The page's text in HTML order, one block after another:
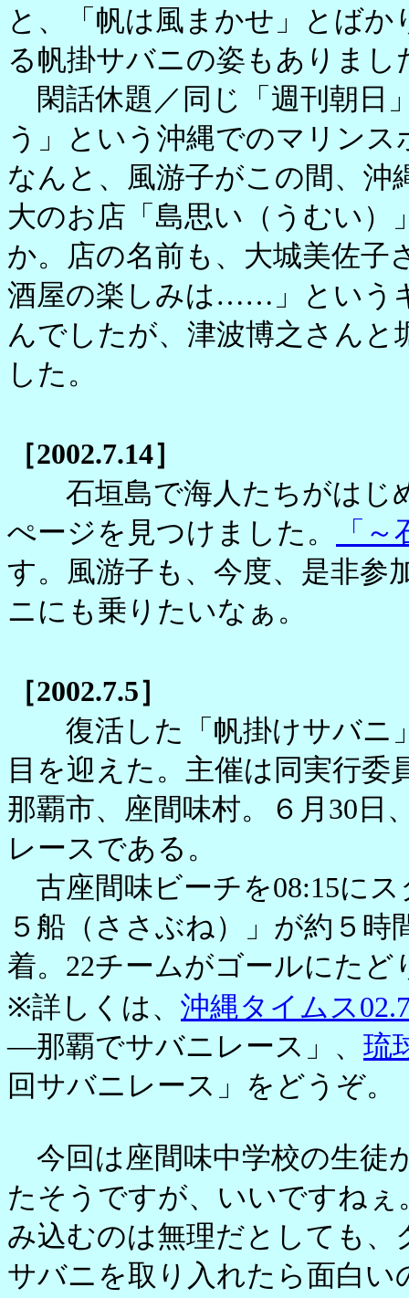
と、「帆は風まかせ」とば
る帆掛サバニの姿もありまし
閑話休題／同じ「週刊朝日
う」という沖縄でのマリン
なんと、風游子がこの間、沖
大のお店「島思い（うむい
か。店の名前も、大城美佐子
酒屋の楽しみは……」という
んでしたが、津波博之さん
した。
［2002.7.14］
石垣島で海人たちがはじ
ぺージを見つけました。
「
す。風游子も、今度、是非参
ニにも乗りたいなぁ。
［2002.7.5］
復活した「帆掛けサバニ
目を迎えた。主催は同実行
那覇市、座間味村。６月30日
レースである。
古座間味ビーチを08:15に
５船（ささぶね）」が約５
着。22チームがゴールにたど
※詳しくは、 沖縄タイムス
―那覇でサバニレース」、 琉
回サバニレース」をどうぞ。
今回は座間味中学校の生徒
たそうですが、いいですね
み込むのは無理だとしても
サバニを取り入れたら面白